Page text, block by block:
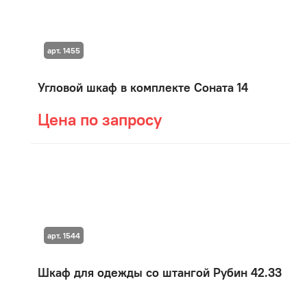
Угловой шкаф в комплекте Соната 14
Цена по запросу
арт. 1455
Шкаф для одежды со штангой Рубин 42.33
арт. 1544